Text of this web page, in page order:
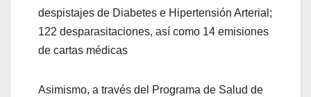
despistajes de Diabetes e Hipertensión Arterial;
122 desparasitaciones, así como 14 emisiones
de cartas médicas
Asimismo, a través del Programa de Salud de